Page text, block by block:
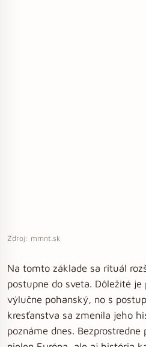
Zdroj: mmnt.sk
Na tomto základe sa rituál
postupne do sveta. Dôležité
výlučne pohanský, no s
kresťanstva sa zmenila jeho
poznáme dnes. Bezprostredne